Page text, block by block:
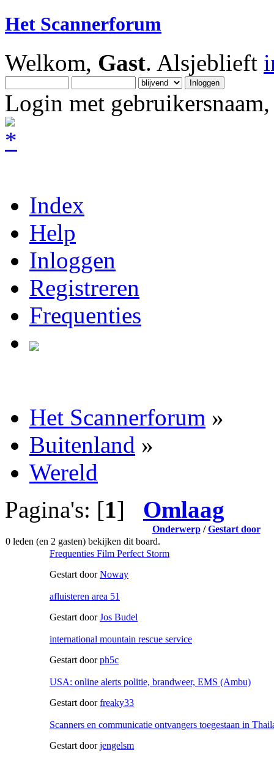
Het Scannerforum
Welkom, Gast. Alsjeblieft
Login met
Index
Help
Inloggen
Registreren
Frequenties
Het Scannerforum »
Buitenland »
Wereld
Pagina's: [1] Omlaag
Onderwerp/Gestart door
0 leden (en 2 gasten) bekijken dit board.
Frequenties Film Perfect Storm
Gestart doorNoway
afluisteren area 51
Gestart doorJos Budel
international mountain rescue service
Gestart doorph5c
USA: online alerts politie, brandweer, EMS (Ambu)
Gestart doorfreaky33
Scanners en communicatie ontvangers toegestaan in
Gestart doorjengelsm